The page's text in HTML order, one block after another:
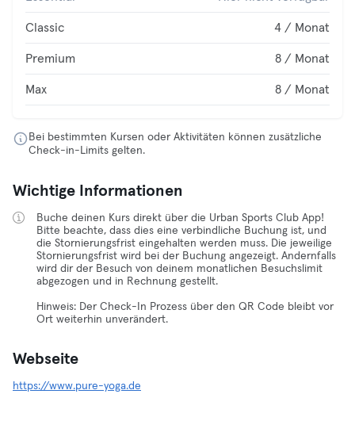
Classic 4 / Monat
Premium 8 / Monat
Max 8 / Monat
Bei bestimmten Kursen oder Aktivitäten können zusätzliche
Check-in-Limits gelten.
Wichtige Informationen
Buche deinen Kurs direkt über die Urban Sports Club App!
Bitte beachte, dass dies eine verbindliche Buchung ist, und
die Stornierungsfrist eingehalten werden muss. Die jeweilige
Stornierungsfrist wird bei der Buchung angezeigt. Andernfalls
wird dir der Besuch von deinem monatlichen Besuchslimit
abgezogen und in Rechnung gestellt.
Hinweis: Der Check-In Prozess über den QR Code bleibt vor
Ort weiterhin unverändert.
Webseite
https://www.pure-yoga.de